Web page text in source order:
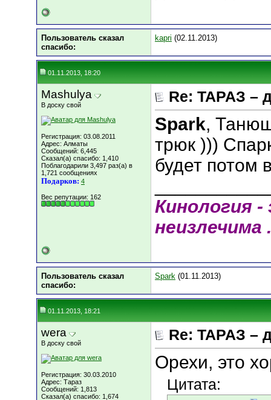
Пользователь сказал
cпасибо:
kapri (02.11.2013)
01.11.2013, 18:20
Mashulya
В доску свой
Регистрация: 03.08.2011
Адрес: Алматы
Сообщений: 6,445
Сказал(а) спасибо: 1,410
Поблагодарили 3,497 раз(а) в
1,721 сообщениях
Подарков: 4
Вес репутации: 162
Re: ТАРАЗ –
Spark,
трюк )))
будет потом
Кинология -
неизлечима
Пользователь сказал
cпасибо:
Spark (01.11.2013)
01.11.2013, 18:21
wera
В доску свой
Регистрация: 30.03.2010
Адрес: Тараз
Сообщений: 1,813
Сказал(а) спасибо: 1,674
Re: ТАРАЗ –
Орехи, это
Цитата: